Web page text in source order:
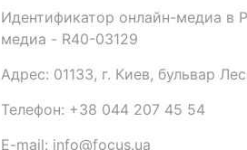
Идентификатор онлайн-медиа в
медиа - R40-03129
Адрес: 01133, г. Киев, бульвар
Телефон: +38 044 207 45 54
E-mail: info@focus.ua